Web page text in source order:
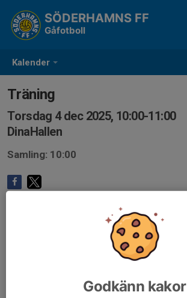
Kalender
SÖDERHAMNS FF
Gåfotboll
Träning
Torsdag 4 dec 2025, 10:00-11:00
DinaHallen
Samling: 10:00
Godkänn kakor